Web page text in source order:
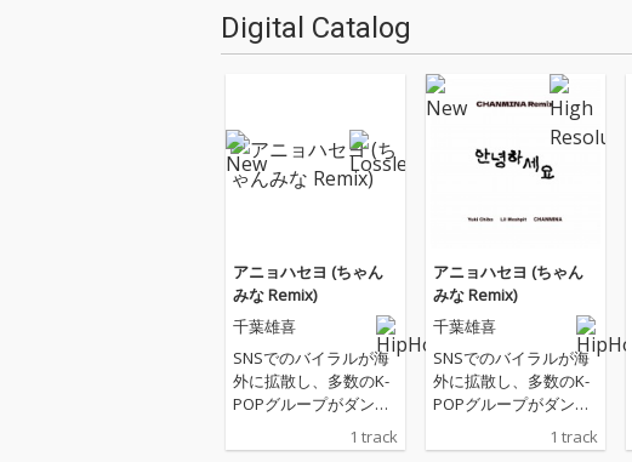
Digital Catalog
アニョハセヨ (ちゃん
みな Remix)
千葉雄喜
SNSでのバイラルが海
外に拡散し、多数のK-
POPグループがダンス
し世界で話題の千葉雄
1 track
アニョハセヨ (ちゃん
みな Remix)
千葉雄喜
SNSでのバイラルが海
外に拡散し、多数のK-
POPグループがダンス
し世界で話題の千葉雄
1 track